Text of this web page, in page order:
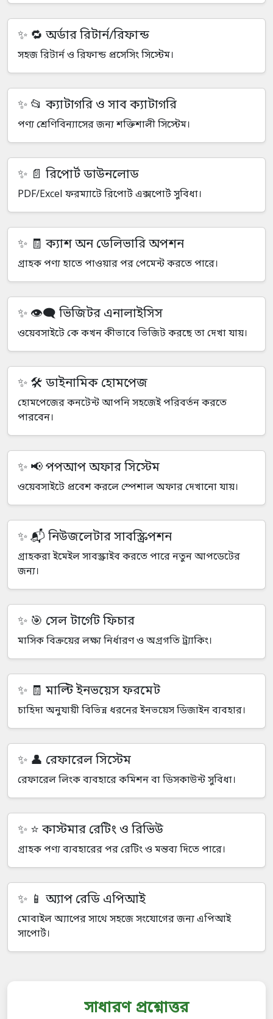
🔁 অর্ডার রিটার্ন/রিফান্ড
সহজ রিটার্ন ও রিফান্ড প্রসেসিং সিস্টেম।
📂 ক্যাটাগরি ও সাব ক্যাটাগরি
পণ্য শ্রেণিবিন্যাসের জন্য শক্তিশালী সিস্টেম।
📄 রিপোর্ট ডাউনলোড
PDF/Excel ফরম্যাটে রিপোর্ট এক্সপোর্ট সুবিধা।
🧾 ক্যাশ অন ডেলিভারি অপশন
গ্রাহক পণ্য হাতে পাওয়ার পর পেমেন্ট করতে পারে।
👁️‍🗨️ ভিজিটর এনালাইসিস
ওয়েবসাইটে কে কখন কীভাবে ভিজিট করছে তা দেখা যায়।
🛠️ ডাইনামিক হোমপেজ
হোমপেজের কনটেন্ট আপনি সহজেই পরিবর্তন করতে
পারবেন।
📢 পপআপ অফার সিস্টেম
ওয়েবসাইটে প্রবেশ করলে স্পেশাল অফার দেখানো যায়।
📬 নিউজলেটার সাবস্ক্রিপশন
গ্রাহকরা ইমেইল সাবস্ক্রাইব করতে পারে নতুন আপডেটের
জন্য।
🎯 সেল টার্গেট ফিচার
মাসিক বিক্রয়ের লক্ষ্য নির্ধারণ ও অগ্রগতি ট্র্যাকিং।
🧾 মাল্টি ইনভয়েস ফরমেট
চাহিদা অনুযায়ী বিভিন্ন ধরনের ইনভয়েস ডিজাইন ব্যবহার।
👤 রেফারেল সিস্টেম
রেফারেল লিংক ব্যবহারে কমিশন বা ডিসকাউন্ট সুবিধা।
⭐ কাস্টমার রেটিং ও রিভিউ
গ্রাহক পণ্য ব্যবহারের পর রেটিং ও মন্তব্য দিতে পারে।
📱 অ্যাপ রেডি এপিআই
মোবাইল অ্যাপের সাথে সহজে সংযোগের জন্য এপিআই
সাপোর্ট।
সাধারণ প্রশ্নোত্তর